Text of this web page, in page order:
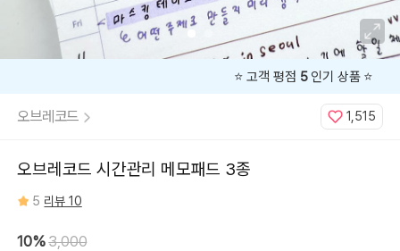
인기 상품 ⭐️
오브레코드 1,515
오브레코드 시간관리 메모패드 3종
5 리뷰 10
10%3,000